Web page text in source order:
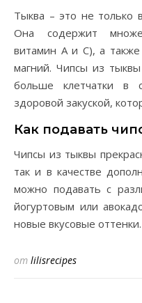
Тыква – это не только
Она содержит
витамин А и С), а также
магний. Чипсы из
больше клетчатки в
здоровой закуской,
Как подавать
Чипсы из тыквы
так и в качестве
можно подавать с
йогуртовым или
новые вкусовые оттенки.
от lilisrecipes